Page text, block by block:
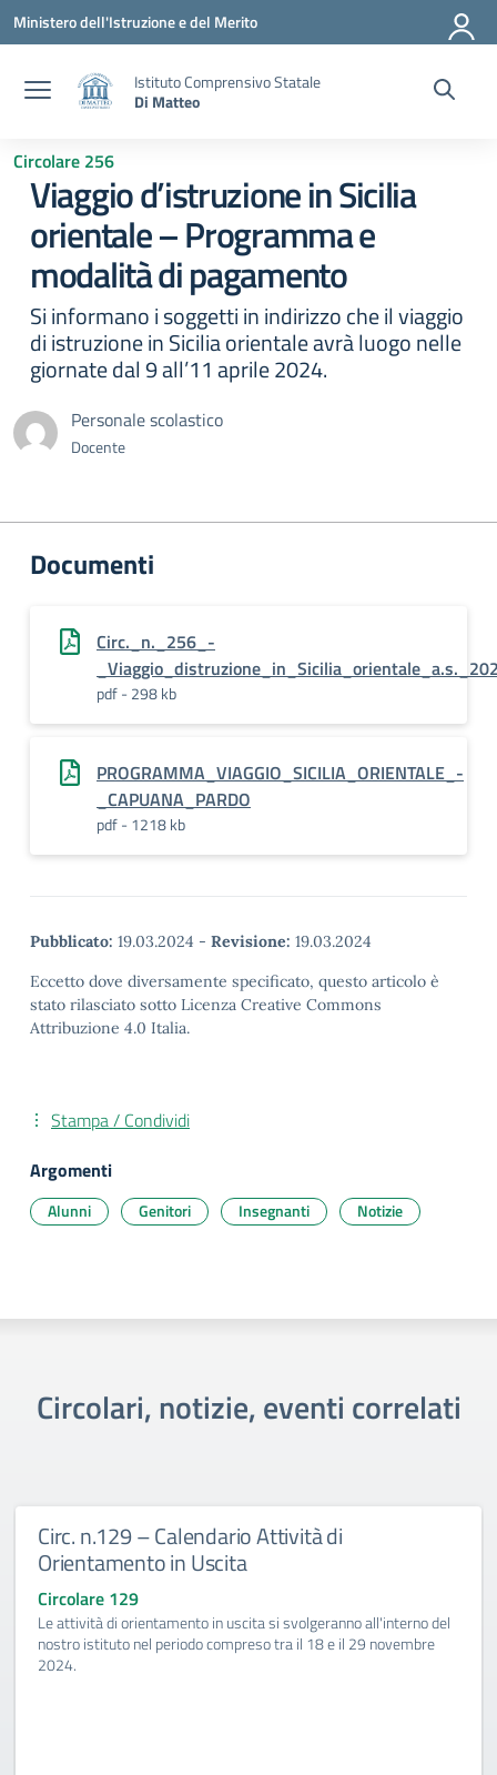
Vai ai contenuti
Vai al menu di navigazione
Vai al footer
Ministero dell'Istruzione e del Merito
Istituto Comprensivo Statale
Di Matteo
Circolare 256
Viaggio d’istruzione in Sicilia
orientale – Programma e
modalità di pagamento
Si informano i soggetti in indirizzo che il viaggio
di istruzione in Sicilia orientale avrà luogo nelle
giornate dal 9 all’11 aprile 2024.
Personale scolastico
Docente
Documenti
Circ._n._256_-
pdf - 298 kb
PROGRAMMA_VIAGGIO_SICILIA_ORIENTALE_-
_CAPUANA_PARDO
pdf - 1218 kb
Pubblicato: 19.03.2024 - Revisione: 19.03.2024
Eccetto dove diversamente specificato, questo articolo è
stato rilasciato sotto Licenza Creative Commons
Attribuzione 4.0 Italia.
Stampa / Condividi
Argomenti
Alunni Genitori Insegnanti Notizie
Circolari, notizie, eventi correlati
Circ. n.129 – Calendario Attività di
Orientamento in Uscita
Circolare 129
Le attività di orientamento in uscita si svolgeranno all'interno del
nostro istituto nel periodo compreso tra il 18 e il 29 novembre
2024.